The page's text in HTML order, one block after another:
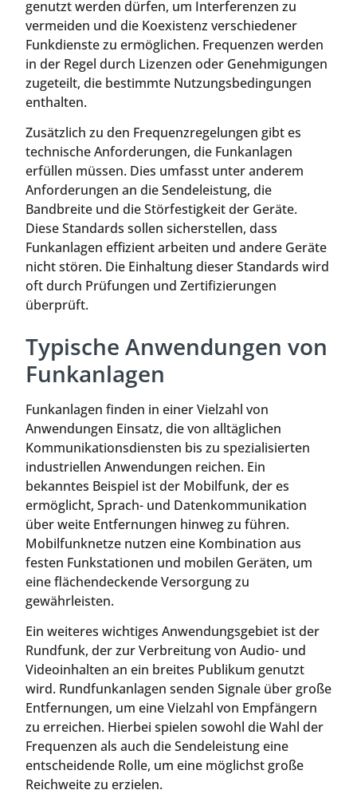
genutzt werden dürfen, um Interferenzen zu
vermeiden und die Koexistenz verschiedener
Funkdienste zu ermöglichen. Frequenzen werden
in der Regel durch Lizenzen oder Genehmigungen
zugeteilt, die bestimmte Nutzungsbedingungen
enthalten.
Zusätzlich zu den Frequenzregelungen gibt es
technische Anforderungen, die Funkanlagen
erfüllen müssen. Dies umfasst unter anderem
Anforderungen an die Sendeleistung, die
Bandbreite und die Störfestigkeit der Geräte.
Diese Standards sollen sicherstellen, dass
Funkanlagen effizient arbeiten und andere Geräte
nicht stören. Die Einhaltung dieser Standards wird
oft durch Prüfungen und Zertifizierungen
überprüft.
Typische Anwendungen von
Funkanlagen
Funkanlagen finden in einer Vielzahl von
Anwendungen Einsatz, die von alltäglichen
Kommunikationsdiensten bis zu spezialisierten
industriellen Anwendungen reichen. Ein
bekanntes Beispiel ist der Mobilfunk, der es
ermöglicht, Sprach- und Datenkommunikation
über weite Entfernungen hinweg zu führen.
Mobilfunknetze nutzen eine Kombination aus
festen Funkstationen und mobilen Geräten, um
eine flächendeckende Versorgung zu
gewährleisten.
Ein weiteres wichtiges Anwendungsgebiet ist der
Rundfunk, der zur Verbreitung von Audio- und
Videoinhalten an ein breites Publikum genutzt
wird. Rundfunkanlagen senden Signale über große
Entfernungen, um eine Vielzahl von Empfängern
zu erreichen. Hierbei spielen sowohl die Wahl der
Frequenzen als auch die Sendeleistung eine
entscheidende Rolle, um eine möglichst große
Reichweite zu erzielen.